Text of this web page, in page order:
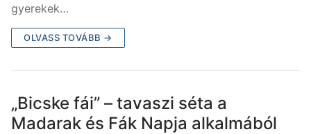
gyerekek…
OLVASS TOVÁBB →
„Bicske fái” – tavaszi séta a
Madarak és Fák Napja alkalmából